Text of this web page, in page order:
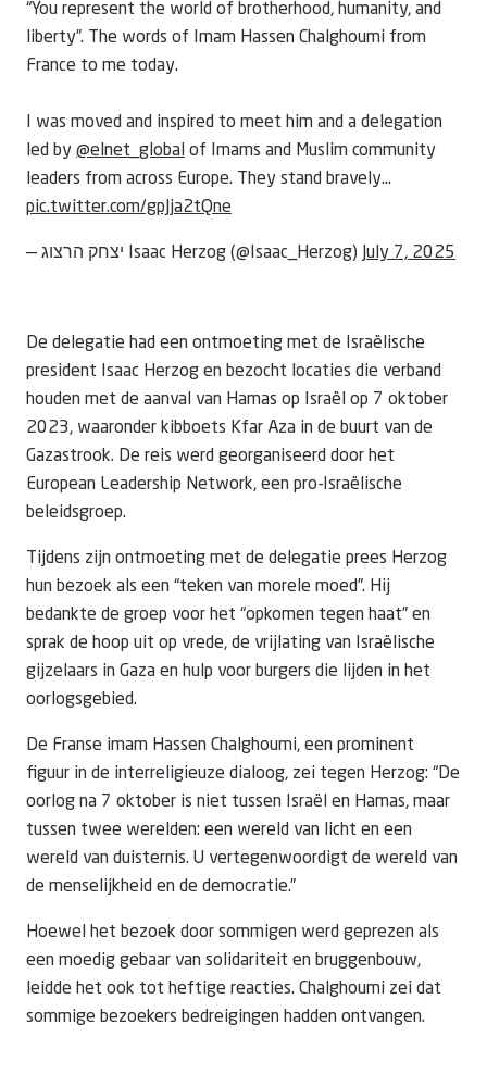
“You represent the world of brotherhood, humanity, and
liberty”. The words of Imam Hassen Chalghoumi from
France to me today.
I was moved and inspired to meet him and a delegation
led by @elnet_global of Imams and Muslim community
leaders from across Europe. They stand bravely…
pic.twitter.com/gpJja2tQne
— יצחק הרצוג Isaac Herzog (@Isaac_Herzog) July 7, 2025
De delegatie had een ontmoeting met de Israëlische
president Isaac Herzog en bezocht locaties die verband
houden met de aanval van Hamas op Israël op 7 oktober
2023, waaronder kibboets Kfar Aza in de buurt van de
Gazastrook. De reis werd georganiseerd door het
European Leadership Network, een pro-Israëlische
beleidsgroep.
Tijdens zijn ontmoeting met de delegatie prees Herzog
hun bezoek als een “teken van morele moed”. Hij
bedankte de groep voor het “opkomen tegen haat” en
sprak de hoop uit op vrede, de vrijlating van Israëlische
gijzelaars in Gaza en hulp voor burgers die lijden in het
oorlogsgebied.
De Franse imam Hassen Chalghoumi, een prominent
figuur in de interreligieuze dialoog, zei tegen Herzog: “De
oorlog na 7 oktober is niet tussen Israël en Hamas, maar
tussen twee werelden: een wereld van licht en een
wereld van duisternis. U vertegenwoordigt de wereld van
de menselijkheid en de democratie.”
Hoewel het bezoek door sommigen werd geprezen als
een moedig gebaar van solidariteit en bruggenbouw,
leidde het ook tot heftige reacties. Chalghoumi zei dat
sommige bezoekers bedreigingen hadden ontvangen.